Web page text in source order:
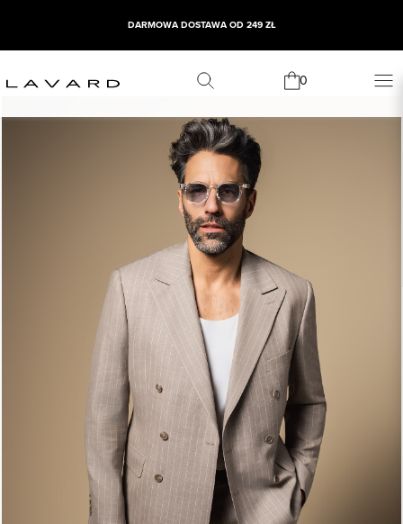
DARMOWA DOSTAWA OD 249 ZŁ
0